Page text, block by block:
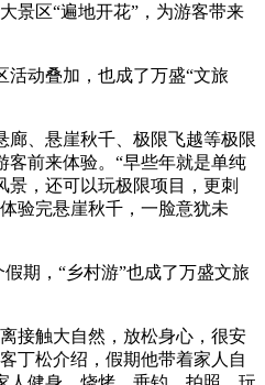
景区“遍地开花”，为游客带来
活动叠加，也成了万盛“文旅
廊、悬崖秋千、极限飞越等极限
客前来体验。“早些年就是单纯
，还可以玩极限项目，更刺
验完悬崖秋千，一脸意犹未
假期，“乡村游”也成了万盛文旅
接触大自然，放松身心，很安
丁松介绍，假期他带着家人自